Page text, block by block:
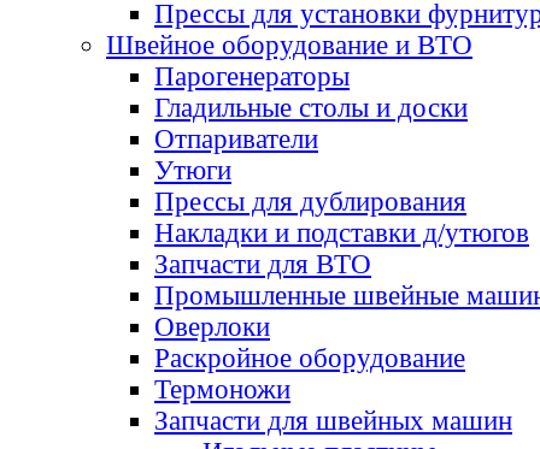
Прессы для установки
Швейное оборудование и ВТО
Парогенераторы
Гладильные столы и доски
Отпариватели
Утюги
Прессы для дублирования
Накладки и подставки д/утюгов
Запчасти для ВТО
Промышленные швейные
Оверлоки
Раскройное оборудование
Термоножи
Запчасти для швейных машин